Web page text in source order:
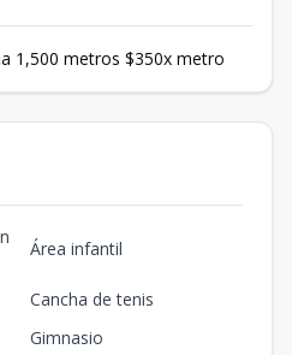
1,500 metros $350x metro
Área infantil
Cancha de tenis
Gimnasio